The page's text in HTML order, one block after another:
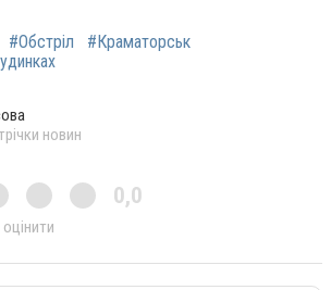
#Обстріл
#Краматорськ
новин
0,0